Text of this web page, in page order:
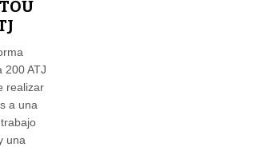
200 ATJ
realizar
a una
una